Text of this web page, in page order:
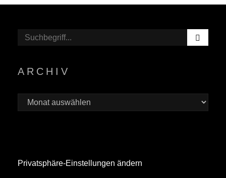
Search
E
ARCHIV
Archiv
Privatsphäre-Einstellungen ändern